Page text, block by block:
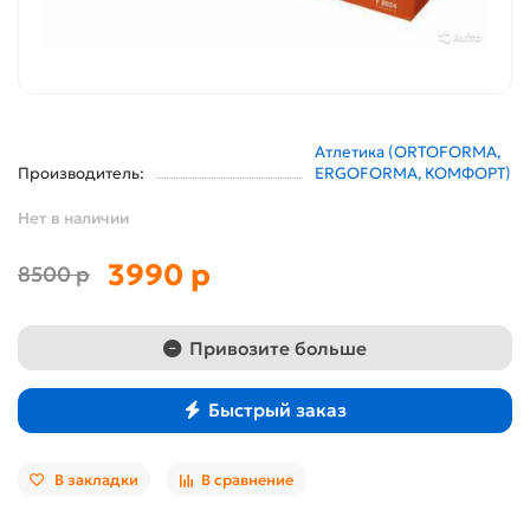
Производитель:
Атлетика (ORTOFORMA,
ERGOFORMA, КОМФОРТ)
Нет в наличии
8500 р 3990 р
Привозите больше
Быстрый заказ
В закладки В сравнение